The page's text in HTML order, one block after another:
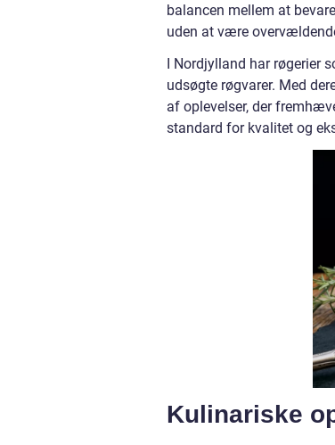
balancen mellem at
uden at være
I Nordjylland har røgerier
udsøgte røgvarer. Med
af oplevelser, der
standard for kvalitet og
Kulinariske